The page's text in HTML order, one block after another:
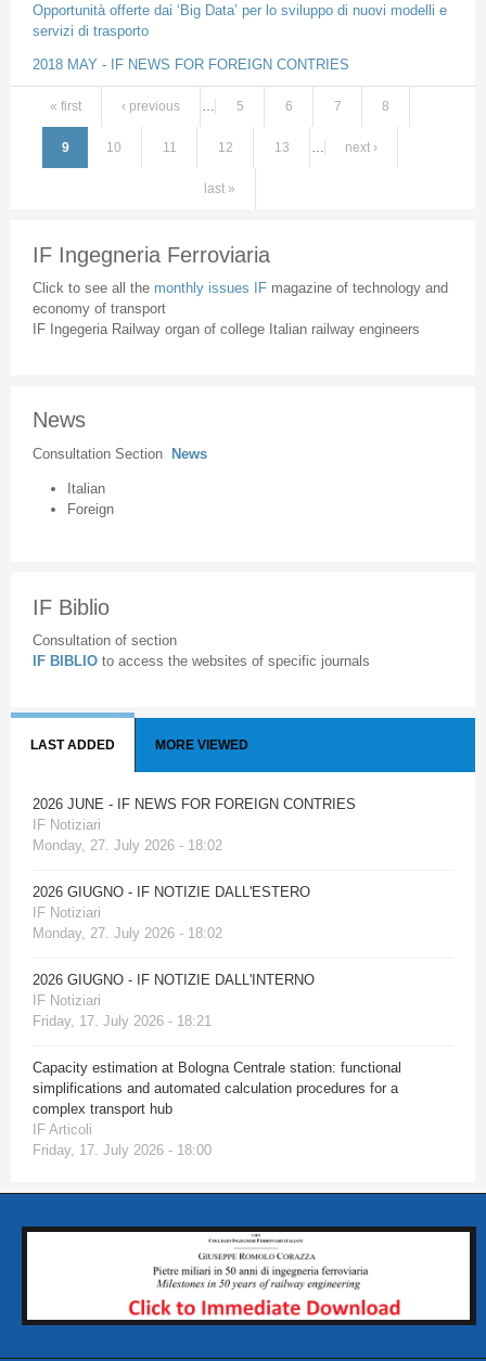
Opportunità offerte dai ‘Big Data’ per lo sviluppo di nuovi modelli e
servizi di trasporto
2018 MAY - IF NEWS FOR FOREIGN CONTRIES
Pages
« first ‹ previous … 5 6 7 8
9 10 11 12 13 … next ›
last »
IF Ingegneria Ferroviaria
Click to see all the monthly issues IF magazine of technology and
economy of transport
IF Ingegeria Railway organ of college Italian railway engineers
News
Consultation Section News
Italian
Foreign
IF Biblio
Consultation of section
IF BIBLIO to access the websites of specific journals
LAST ADDED MORE VIEWED
2026 JUNE - IF NEWS FOR FOREIGN CONTRIES
IF Notiziari
Monday, 27. July 2026 - 18:02
2026 GIUGNO - IF NOTIZIE DALL'ESTERO
IF Notiziari
Monday, 27. July 2026 - 18:02
2026 GIUGNO - IF NOTIZIE DALL'INTERNO
IF Notiziari
Friday, 17. July 2026 - 18:21
Capacity estimation at Bologna Centrale station: functional
simplifications and automated calculation procedures for a
complex transport hub
IF Articoli
Friday, 17. July 2026 - 18:00